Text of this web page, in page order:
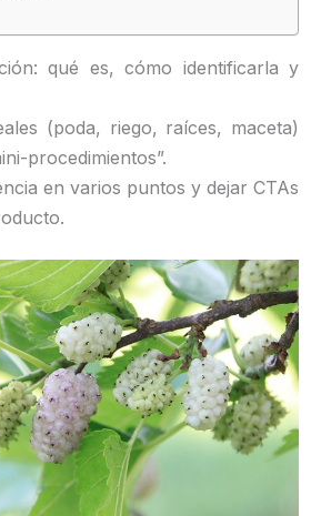
qué es, cómo identificarla y
(poda, riego, raíces, maceta)
procedimientos”.
en varios puntos y dejar CTAs